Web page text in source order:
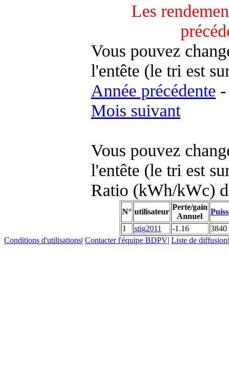
Les
Vous pouvez
l'entête (le tri est
Année précédente -
Mois suivant
Vous pouvez
l'entête (le tri est
Ratio (kWh/kWc)
N° utilisateur
Perte/gain
Annuel
1
stig2011 -1.16
3840
Conditions d'utilisations| Contacter l'équipe BDPV| Liste de diffusion